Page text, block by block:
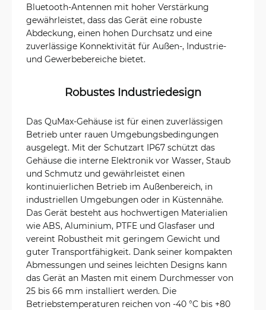
Bluetooth-Antennen mit hoher Verstärkung
gewährleistet, dass das Gerät eine robuste
Abdeckung, einen hohen Durchsatz und eine
zuverlässige Konnektivität für Außen-, Industrie-
und Gewerbebereiche bietet.
Robustes Industriedesign
Das QuMax-Gehäuse ist für einen zuverlässigen
Betrieb unter rauen Umgebungsbedingungen
ausgelegt. Mit der Schutzart IP67 schützt das
Gehäuse die interne Elektronik vor Wasser, Staub
und Schmutz und gewährleistet einen
kontinuierlichen Betrieb im Außenbereich, in
industriellen Umgebungen oder in Küstennähe.
Das Gerät besteht aus hochwertigen Materialien
wie ABS, Aluminium, PTFE und Glasfaser und
vereint Robustheit mit geringem Gewicht und
guter Transportfähigkeit. Dank seiner kompakten
Abmessungen und seines leichten Designs kann
das Gerät an Masten mit einem Durchmesser von
25 bis 66 mm installiert werden. Die
Betriebstemperaturen reichen von -40 °C bis +80